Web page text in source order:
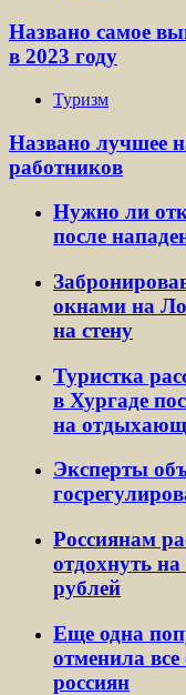
Названо самое
в 2023 году
Туризм
Названо лучшее
работников
Нужно ли
после
окнами на
на стену
Туристка
в Хургаде
на
Эксперты
Россиянам
отдохнуть
рублей
Еще одна
отменила
россиян